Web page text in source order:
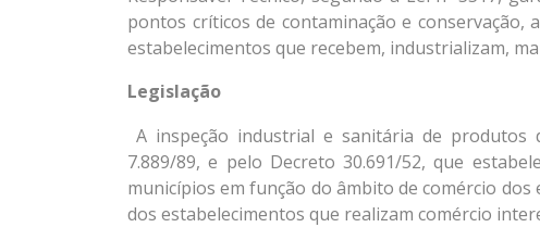
pontos críticos de contaminação e
estabelecimentos que recebem, industrializam,
Legislação
A inspeção industrial e sanitária de produtos
7.889/89, e pelo Decreto 30.691/52, que
municípios em função do âmbito de comércio
dos estabelecimentos que realizam comércio